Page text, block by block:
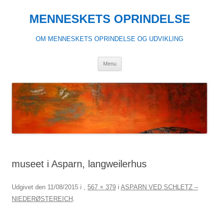
indholdMENNESKETS OPRINDELSE
OM MENNESKETS OPRINDELSE OG UDVIKLING
Menu
museet i Asparn, langweilerhus
Udgivet den 11/08/2015 i 567 × 379 i ASPARN VED SCHLETZ –
NIEDERØSTEREICH